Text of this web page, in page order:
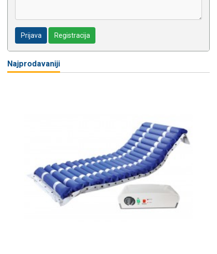
Prijava Registracija
Najprodavaniji